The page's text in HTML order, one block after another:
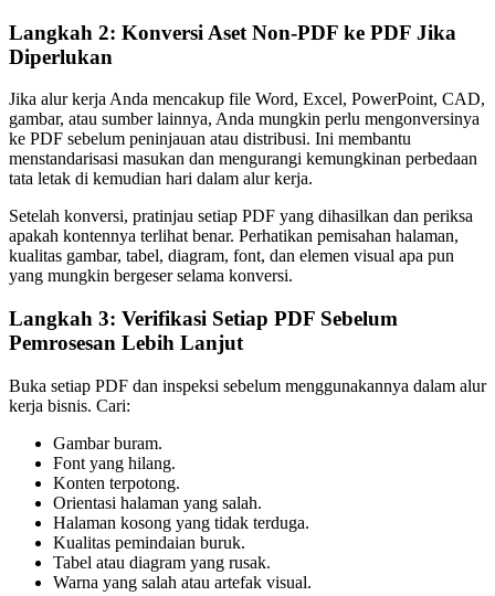
Langkah 2: Konversi Aset Non-PDF ke PDF Jika
Diperlukan
Jika alur kerja Anda mencakup file Word, Excel, PowerPoint, CAD,
gambar, atau sumber lainnya, Anda mungkin perlu mengonversinya
ke PDF sebelum peninjauan atau distribusi. Ini membantu
menstandarisasi masukan dan mengurangi kemungkinan perbedaan
tata letak di kemudian hari dalam alur kerja.
Setelah konversi, pratinjau setiap PDF yang dihasilkan dan periksa
apakah kontennya terlihat benar. Perhatikan pemisahan halaman,
kualitas gambar, tabel, diagram, font, dan elemen visual apa pun
yang mungkin bergeser selama konversi.
Langkah 3: Verifikasi Setiap PDF Sebelum
Pemrosesan Lebih Lanjut
Buka setiap PDF dan inspeksi sebelum menggunakannya dalam alur
kerja bisnis. Cari:
Gambar buram.
Font yang hilang.
Konten terpotong.
Orientasi halaman yang salah.
Halaman kosong yang tidak terduga.
Kualitas pemindaian buruk.
Tabel atau diagram yang rusak.
Warna yang salah atau artefak visual.